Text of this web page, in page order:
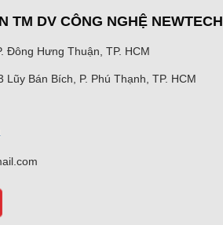
TM DV CÔNG NGHỆ NEWTECH
Đông Hưng Thuận, TP. HCM
Bán Bích, P. Phú Thạnh, TP. HCM